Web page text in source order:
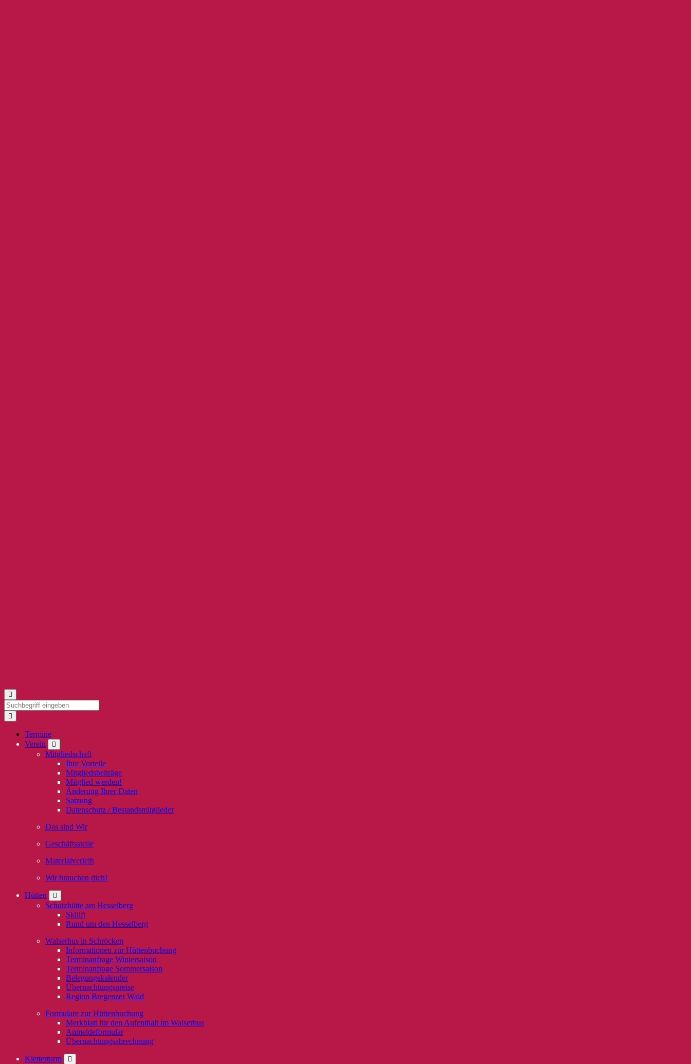
Termine
Verein
Mitgliedschaft
Ihre Vorteile
Mitgliedsbeiträge
Mitglied werden!
Änderung Ihrer Daten
Satzung
Datenschutz / Bestandsmitglieder
Das sind Wir
Geschäftsstelle
Materialverleih
Wir brauchen dich!
Hütten
Schutzhütte am Hesselberg
Skilift
Rund um den Hesselberg
Walserhus in Schröcken
Informationen zur Hüttenbuchung
Terminanfrage Wintersaison
Terminanfrage Sommersaison
Belegungskalender
Übernachtungspreise
Region Bregenzer Wald
Formulare zur Hüttenbuchung
Merkblatt für den Aufenthalt im Walserhus
Anmeldeformular
Übernachtungsabrechnung
Kletterturm